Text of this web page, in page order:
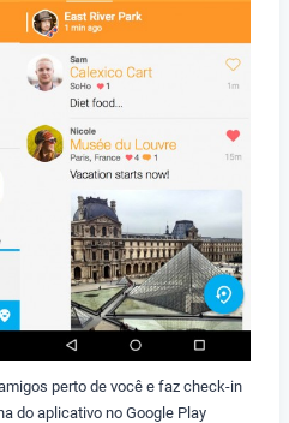
perto de você e faz check-in
do aplicativo no Google Play